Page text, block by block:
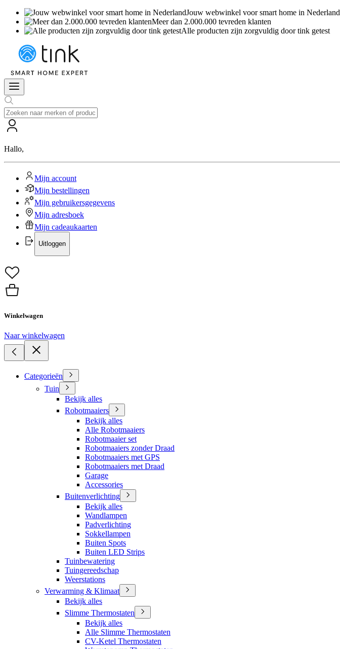
Jouw webwinkel voor smart home in Nederland
Meer dan 2.000.000 tevreden klanten
Alle producten zijn zorgvuldig door tink getest
Hallo,
Mijn account
Mijn bestellingen
Mijn gebruikersgegevens
Mijn adresboek
Mijn cadeaukaarten
Uitloggen
Winkelwagen
Naar winkelwagen
Categorieën
Tuin
Bekijk alles
Robotmaaiers
Bekijk alles
Alle Robotmaaiers
Robotmaaier set
Robotmaaiers zonder Draad
Robotmaaiers met GPS
Robotmaaiers met Draad
Garage
Accessories
Buitenverlichting
Bekijk alles
Wandlampen
Padverlichting
Sokkellampen
Buiten Spots
Buiten LED Strips
Tuinbewatering
Tuingereedschap
Weerstations
Verwarming & Klimaat
Bekijk alles
Slimme Thermostaten
Bekijk alles
Alle Slimme Thermostaten
CV-Ketel Thermostaten